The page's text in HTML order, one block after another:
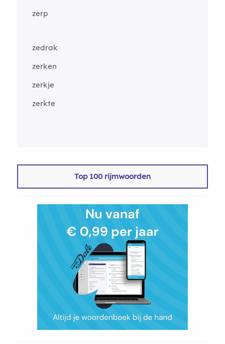
zerp
zedrak
zerken
zerkje
zerkte
Top 100 rijmwoorden